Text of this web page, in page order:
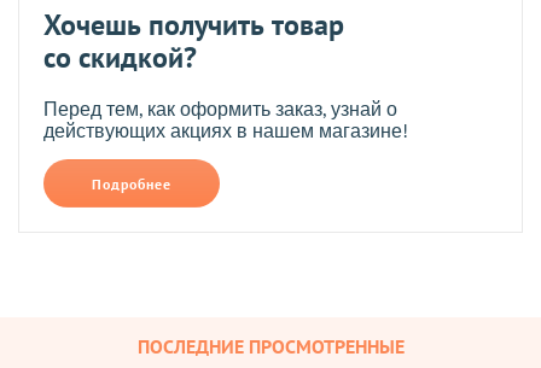
Хочешь получить товар
со скидкой?
Перед тем, как оформить заказ, узнай о
действующих акциях в нашем магазине!
Подробнее
ПОСЛЕДНИЕ ПРОСМОТРЕННЫЕ